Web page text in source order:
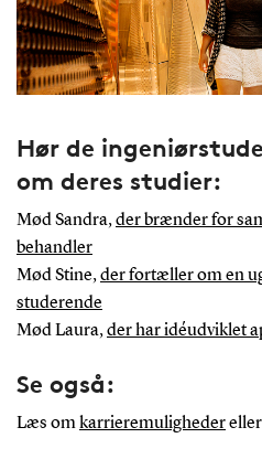
Hør de
om deres studier:
Mød Sandra,der brænder for
behandler
Mød Stine,der fortæller om en
studerende
Mød Laura,der har idéudviklet
Se også:
Læs omkarrieremulighedereller